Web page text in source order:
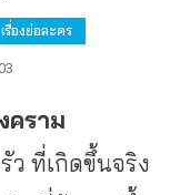
เรื่องย่อละคร
คราม
ที่เกิดขึ้นจริง